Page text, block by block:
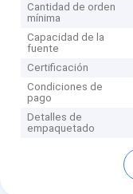
Cantidad de orden
mínima
Capacidad de la
fuente
Certificación
Condiciones de
pago
Detalles de
empaquetado